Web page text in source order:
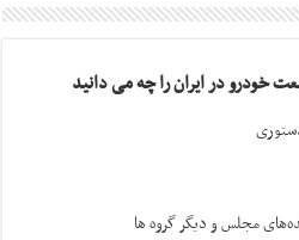
خودرو در ایران را چه می دانید
مجلس و دیگر گروه ها